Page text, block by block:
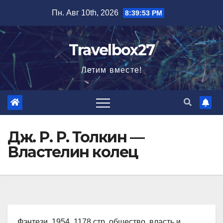
содержимому
Пн. Авг 10th, 2026 8:39:54 PM
Travelbox27
Летим вместе!
Дж. Р. Р. Толкин —
Властелин колец